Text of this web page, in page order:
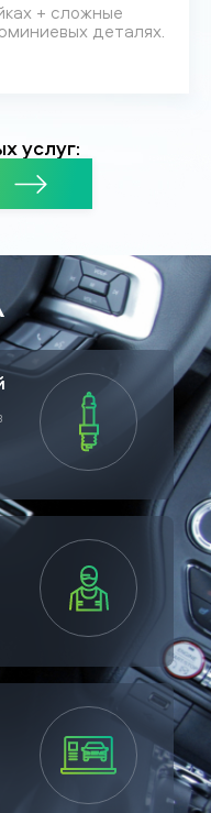
+ сложные
деталях.
услуг: